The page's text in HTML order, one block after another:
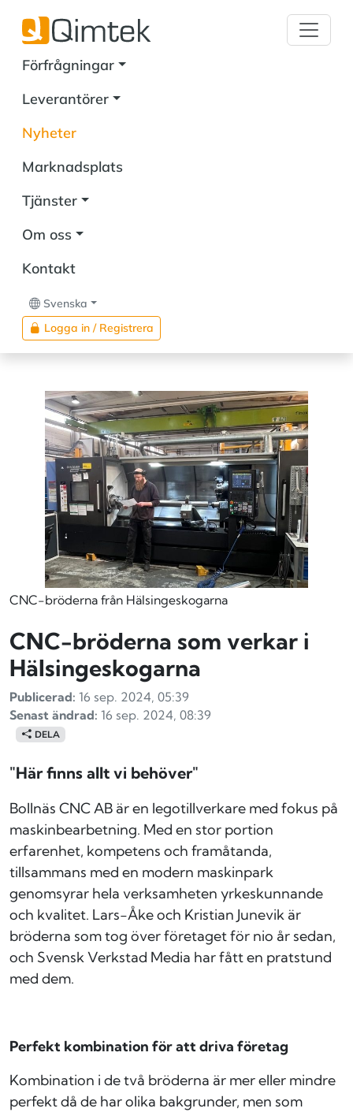
Förfrågningar
Leverantörer
Nyheter
Marknadsplats
Tjänster
Om oss
Kontakt
Svenska
Logga in / Registrera
CNC-bröderna från Hälsingeskogarna
CNC-bröderna som verkar i
Hälsingeskogarna
Publicerad: 16 sep. 2024, 05:39
Senast ändrad: 16 sep. 2024, 08:39
DELA
"Här finns allt vi behöver"
Bollnäs CNC AB är en legotillverkare med fokus på
maskinbearbetning. Med en stor portion
erfarenhet, kompetens och framåtanda,
tillsammans med en modern maskinpark
genomsyrar hela verksamheten yrkeskunnande
och kvalitet. Lars-Åke och Kristian Junevik är
bröderna som tog över företaget för nio år sedan,
och Svensk Verkstad Media har fått en pratstund
med dem.
Perfekt kombination för att driva företag
Kombination i de två bröderna är mer eller mindre
perfekt då de har olika bakgrunder, men som